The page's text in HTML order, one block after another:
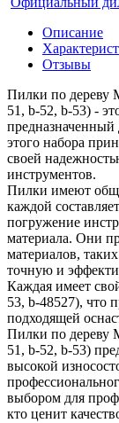
Описание
Отзывы
Пилки по дереву
51, b-52, b-53) -
предназначенный
этого набора
своей
инструментов.
Пилки имеют
каждой
погружение
материала. Они
материалов,
точную и
Каждая имеет
53, b-48527), что
подходящей
Пилки по дереву
51, b-52, b-53)
высокой
выбором для
кто ценит